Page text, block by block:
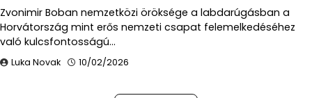
Zvonimir Boban nemzetközi öröksége a labdarúgásban a
Horvátország mint erős nemzeti csapat felemelkedéséhez
való kulcsfontosságú…
Luka Novak 10/02/2026